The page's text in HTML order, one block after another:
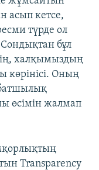
кетсе,
түрде ол
бұл
халқымыздың
көрінісі. Оның
өсімін жалмап
Transparency